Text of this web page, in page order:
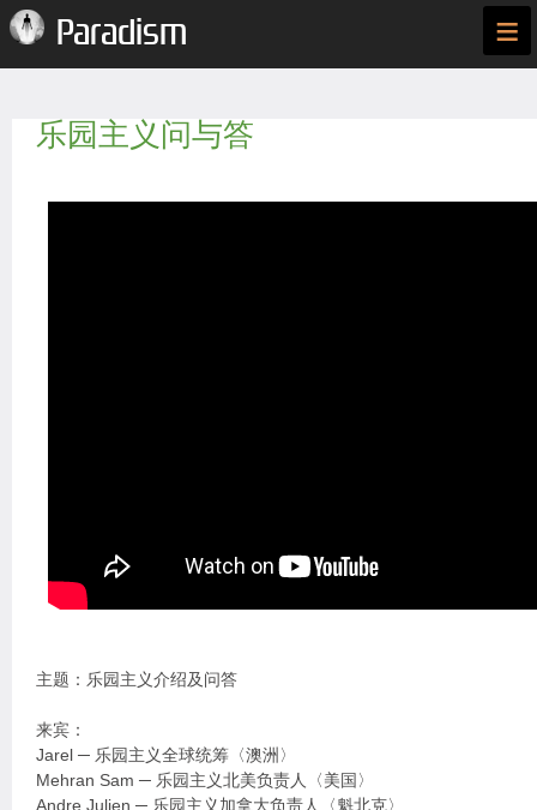
Paradism ≡
乐园主义问与答
主题：乐园主义介绍及问答
来宾：
Jarel ─ 乐园主义全球统筹〈澳洲〉
Mehran Sam ─ 乐园主义北美负责人〈美国〉
Andre Julien ─ 乐园主义加拿大负责人〈魁北克〉